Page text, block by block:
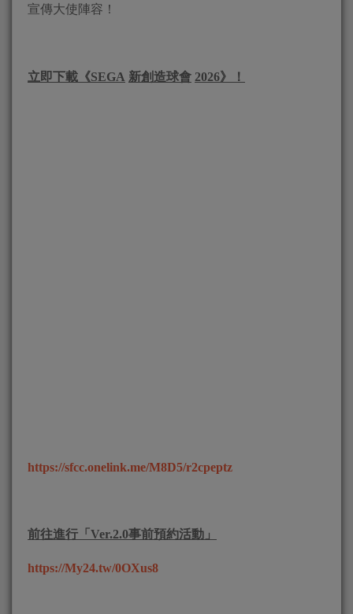
宣傳大使陣容！
立即下載《SEGA 新創造球會 2026》 ！
https://sfcc.onelink.me/M8D5/r2cpeptz
前往進行「 Ver.2.0事前預約活動」
https://My24.tw/0OXus8